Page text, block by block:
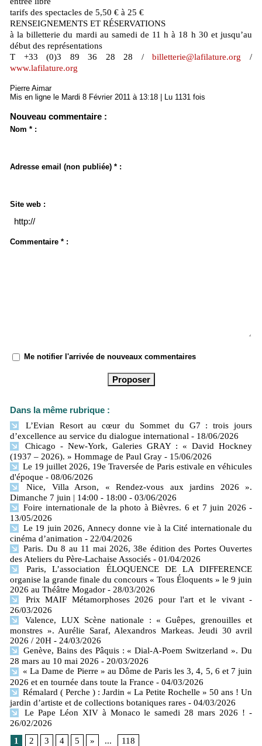
tarifs des spectacles de 5,50 € à 25 €
RENSEIGNEMENTS ET RÉSERVATIONS
à la billetterie du mardi au samedi de 11 h à 18 h 30 et jusqu’au
début des représentations
T +33 (0)3 89 36 28 28 /billetterie@lafilature.org /
www.lafilature.org
Pierre Aimar
Mis en ligne le Mardi 8 Février 2011 à 13:18 | Lu 1131 fois
Nouveau commentaire :
Nom * :
Adresse email (non publiée) * :
Site web :
Commentaire * :
Me notifier l'arrivée de nouveaux commentaires
Dans la même rubrique :
L’Evian Resort au cœur du Sommet du G7 : trois jours
d’excellence au service du dialogue international - 18/06/2026
Chicago - New-York, Galeries GRAY : « David Hockney
(1937 – 2026). » Hommage de Paul Gray - 15/06/2026
Le 19 juillet 2026, 19e Traversée de Paris estivale en véhicules
d'époque - 08/06/2026
Nice, Villa Arson, « Rendez-vous aux jardins 2026 ».
Dimanche 7 juin | 14:00 - 18:00 - 03/06/2026
Foire internationale de la photo à Bièvres. 6 et 7 juin 2026 -
13/05/2026
Le 19 juin 2026, Annecy donne vie à la Cité internationale du
cinéma d’animation - 22/04/2026
Paris. Du 8 au 11 mai 2026, 38e édition des Portes Ouvertes
des Ateliers du Père-Lachaise Associés - 01/04/2026
Paris, L’association ÉLOQUENCE DE LA DIFFERENCE
organise la grande finale du concours « Tous Éloquents » le 9 juin
2026 au Théâtre Mogador - 28/03/2026
Prix MAIF Métamorphoses 2026 pour l'art et le vivant -
26/03/2026
Valence, LUX Scène nationale : « Guêpes, grenouilles et
monstres ». Aurélie Saraf, Alexandros Markeas. Jeudi 30 avril
2026 / 20H - 24/03/2026
Genève, Bains des Pâquis : « Dial-A-Poem Switzerland ». Du
28 mars au 10 mai 2026 - 20/03/2026
« La Dame de Pierre » au Dôme de Paris les 3, 4, 5, 6 et 7 juin
2026 et en tournée dans toute la France - 04/03/2026
Rémalard ( Perche ) : Jardin « La Petite Rochelle » 50 ans ! Un
jardin d’artiste et de collections botaniques rares - 04/03/2026
Le Pape Léon XIV à Monaco le samedi 28 mars 2026 ! -
26/02/2026
1
2 3 4 5 » ... 118